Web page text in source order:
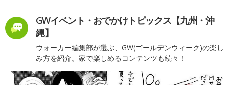
GWイベント・おでかけトピックス【九州・沖
縄】
ウォーカー編集部が選ぶ、GW(ゴールデンウィーク)の楽し
み方を紹介。家で楽しめるコンテンツも続々！